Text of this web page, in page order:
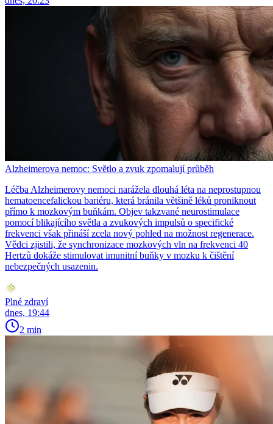
Alzheimerova nemoc: Světlo a zvuk zpomalují průběh
Léčba Alzheimerovy nemoci narážela dlouhá léta na neprostupnou
hematoencefalickou bariéru, která bránila většině léků proniknout
přímo k mozkovým buňkám. Objev takzvané neurostimulace
pomocí blikajícího světla a zvukových impulsů o specifické
frekvenci však přináší zcela nový pohled na možnost regenerace.
Vědci zjistili, že synchronizace mozkových vln na frekvenci 40
Hertzů dokáže stimulovat imunitní buňky v mozku k čištění
nebezpečných usazenin.
Plné zdraví
dnes, 19:44
2 min